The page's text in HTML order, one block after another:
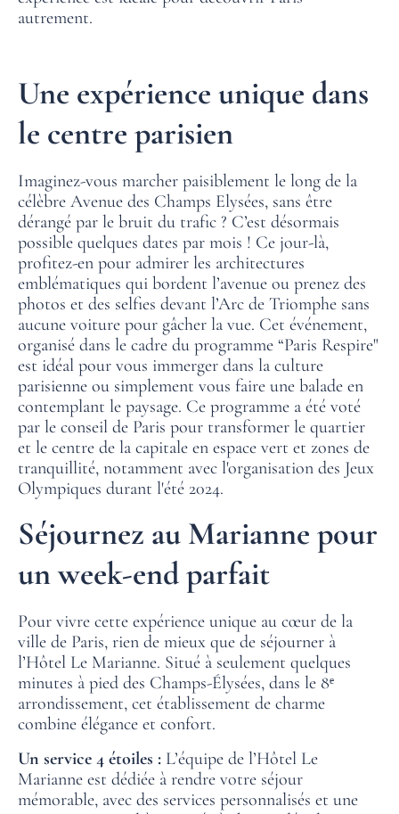
ACCUEIL
CHAMBRES
SERVICES
OFFRES
autrement.
Une expérience unique dans
le centre parisien
Imaginez-vous marcher paisiblement le long de la
célèbre Avenue des Champs Elysées, sans être
dérangé par le bruit du trafic ? C’est désormais
possible quelques dates par mois ! Ce jour-là,
profitez-en pour admirer les architectures
emblématiques qui bordent l’avenue ou prenez des
photos et des selfies devant l’Arc de Triomphe sans
aucune voiture pour gâcher la vue. Cet événement,
organisé dans le cadre du programme “Paris Respire"
est idéal pour vous immerger dans la culture
parisienne ou simplement vous faire une balade en
contemplant le paysage. Ce programme a été voté
par le conseil de Paris pour transformer le quartier
et le centre de la capitale en espace vert et zones de
tranquillité, notamment avec l'organisation des Jeux
Olympiques durant l'été 2024.
Séjournez au Marianne pour
un week-end parfait
Pour vivre cette expérience unique au cœur de la
ville de Paris, rien de mieux que de séjourner à
l’Hôtel Le Marianne. Situé à seulement quelques
minutes à pied des Champs-Élysées, dans le 8ᵉ
arrondissement, cet établissement de charme
combine élégance et confort.
Un service 4 étoiles : L’équipe de l’Hôtel Le
Marianne est dédiée à rendre votre séjour
mémorable, avec des services personnalisés et une